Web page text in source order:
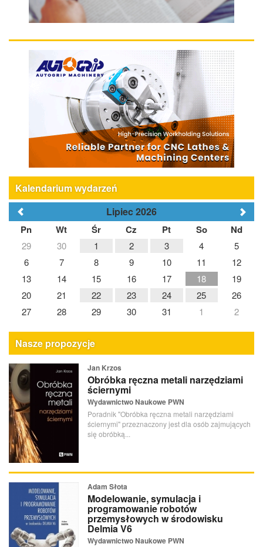
Kalendarium wydarzeń
Lipiec 2026
Pn Wt Śr Cz Pt So Nd
29 30 1 2 3 4
5
6
7 8 9 10 11
12
13
14 15 16 17 18
19
20
21 22 23 24 25
26
27
28 29 30 31 1 2
Nasze propozycje
Jan Krzos
Obróbka ręczna metali narzędziami
ściernymi
Wydawnictwo Naukowe PWN
Poradnik "Obróbka ręczna metali narzędziami
ściernymi" przeznaczony jest dla osób zajmujących
się obróbką...
Adam Słota
Modelowanie, symulacja i
programowanie robotów
przemysłowych w środowisku
Delmia V6
Wydawnictwo Naukowe PWN